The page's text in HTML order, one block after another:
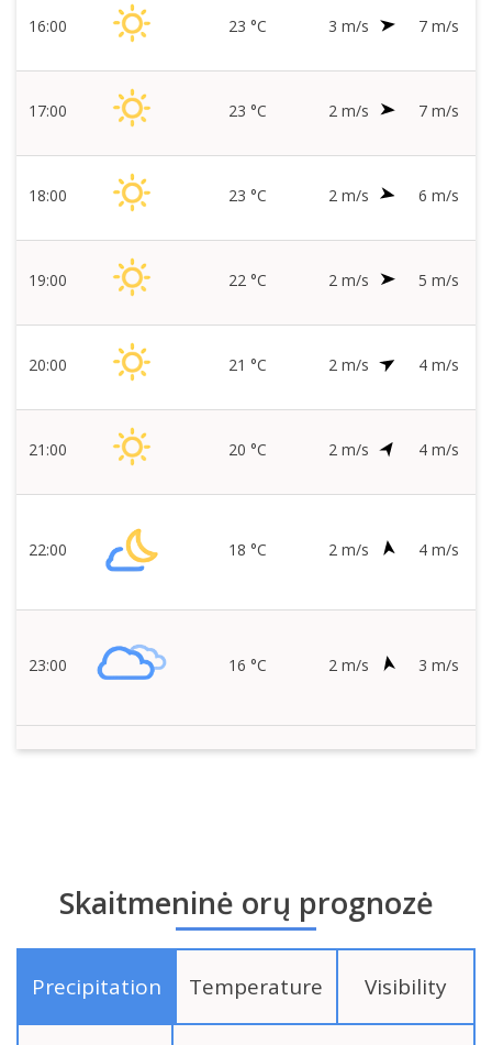
16:00 23 °C 3 m/s 7 m/s
17:00 23 °C 2 m/s 7 m/s
18:00 23 °C 2 m/s 6 m/s
19:00 22 °C 2 m/s 5 m/s
20:00 21 °C 2 m/s 4 m/s
21:00 20 °C 2 m/s 4 m/s
22:00 18 °C 2 m/s 4 m/s
23:00 16 °C 2 m/s 3 m/s
Skaitmeninė orų prognozė
Precipitation Temperature Visibility